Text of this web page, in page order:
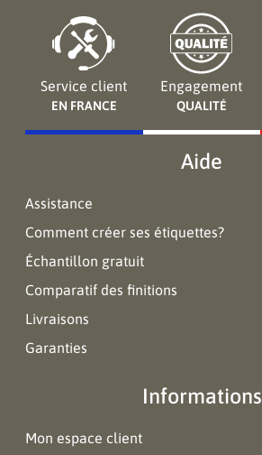
Service client
EN FRANCE
Engagement
QUALITÉ
Aide
Assistance
Comment créer ses étiquettes?
Échantillon gratuit
Comparatif des finitions
Livraisons
Garanties
Informations
Mon espace client